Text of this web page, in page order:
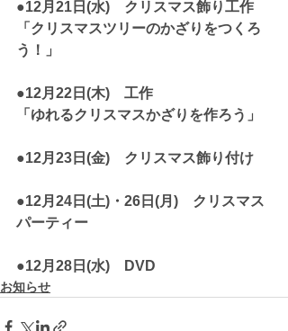
●12月21日(水)　クリスマス飾り工作
「クリスマスツリーのかざりをつくろ
う！」
●12月22日(木)　工作
「ゆれるクリスマスかざりを作ろう」
●12月23日(金)　クリスマス飾り付け
●12月24日(土)・26日(月)　クリスマス
パーティー
●12月28日(水)　DVD
お知らせ